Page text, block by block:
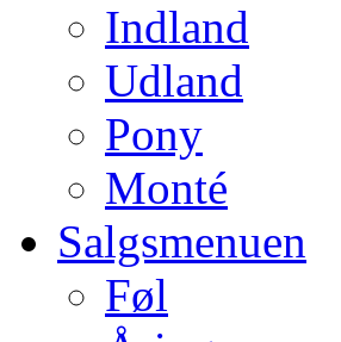
Indland
Udland
Pony
Monté
Salgsmenuen
Føl